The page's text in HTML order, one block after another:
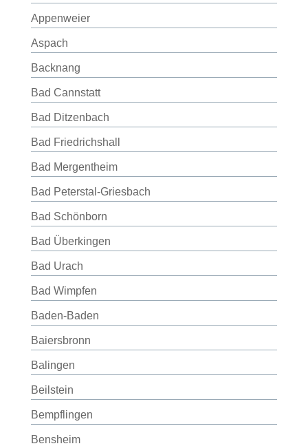
Appenweier
Aspach
Backnang
Bad Cannstatt
Bad Ditzenbach
Bad Friedrichshall
Bad Mergentheim
Bad Peterstal-Griesbach
Bad Schönborn
Bad Überkingen
Bad Urach
Bad Wimpfen
Baden-Baden
Baiersbronn
Balingen
Beilstein
Bempflingen
Bensheim